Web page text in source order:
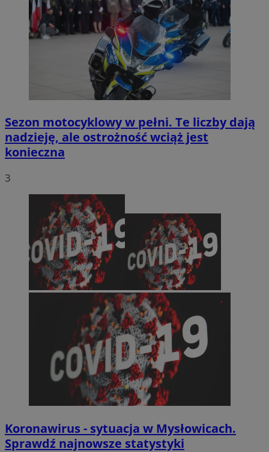
Sezon motocyklowy w pełni. Te liczby dają
nadzieję, ale ostrożność wciąż jest
konieczna
3
Koronawirus - sytuacja w Mysłowicach.
Sprawdź najnowsze statystyki